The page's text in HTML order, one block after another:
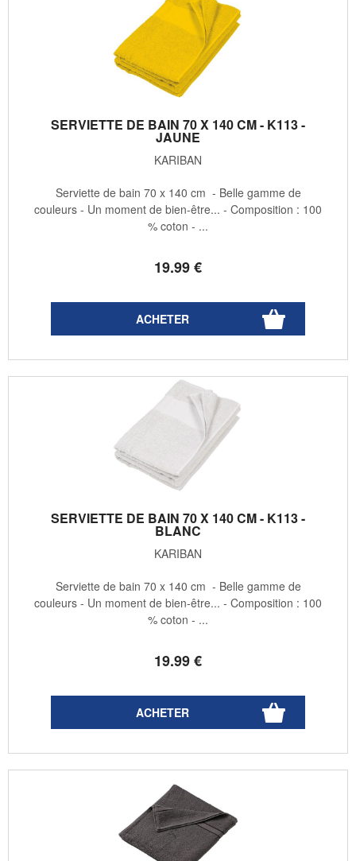
SERVIETTE DE BAIN 70 X 140 CM - K113 -
JAUNE
KARIBAN
19.99€
Serviette de bain 70 x 140 cm - Belle gamme de
couleurs - Un moment de bien-être... - Composition : 100
% coton - ...
SERVIETTE DE BAIN 70 X 140 CM - K113 -
BLANC
KARIBAN
19.99€
Serviette de bain 70 x 140 cm - Belle gamme de
couleurs - Un moment de bien-être... - Composition : 100
% coton - ...